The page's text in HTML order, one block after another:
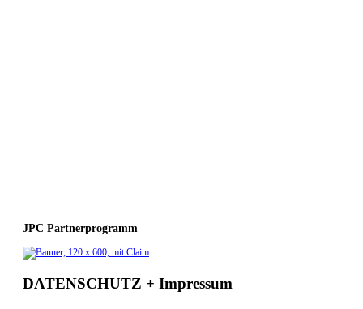
JPC Partnerprogramm
DATENSCHUTZ + Impressum